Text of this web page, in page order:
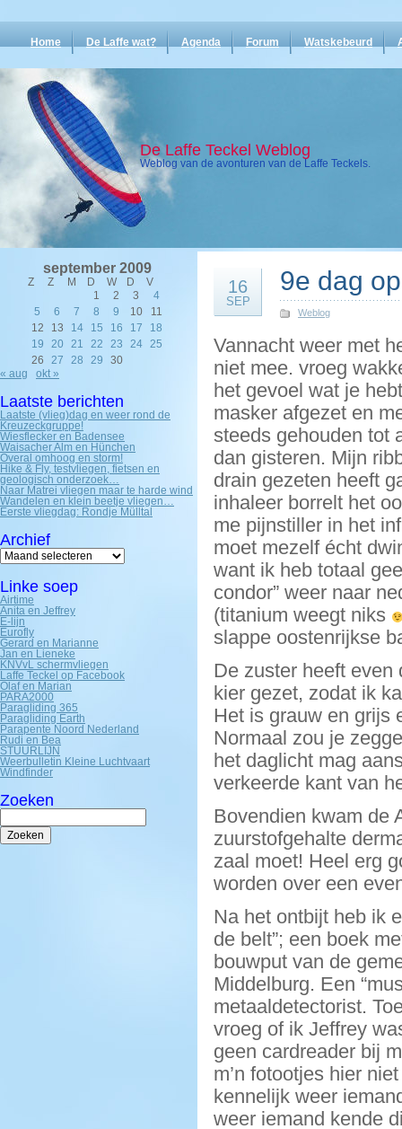
Home De Laffe wat? Agenda Forum Watskebeurd
De Laffe Teckel Weblog
Weblog van de avonturen van de Laffe Teckels.
september 2009
Z Z M D W D
V
1
2 3
4
5
6 7 8 9 10
11
12
13 14 15 16 17
18
19
20 21 22 23 24
25
26
27 28 29
30
« aug
okt »
Laatste berichten
Laatste (vlieg)dag en weer rond de
Kreuzeckgruppe!
Wiesflecker en Badensee
Waisacher Alm en Hünchen
Overal omhoog en storm!
Hike & Fly, testvliegen, fietsen en
geologisch onderzoek…
Naar Matrei vliegen maar te harde wind
Wandelen en klein beetje vliegen…
Eerste vliegdag: Rondje Mülltal
Archief
Archief
Linke soep
Airtime
Anita en Jeffrey
E-lijn
Eurofly
Gerard en Marianne
Jan en Lieneke
KNVvL schermvliegen
Laffe Teckel op Facebook
Olaf en Marian
PARA2000
Paragliding 365
Paragliding Earth
Parapente Noord Nederland
Rudi en Bea
STUURLIJN
Weerbulletin Kleine Luchtvaart
Windfinder
Zoeken
Zoeken
naar:
16
SEP
9e dag
Weblog
Vannacht weer met
niet mee. vroeg
het gevoel wat je
masker afgezet en
steeds gehouden tot
dan gisteren. Mijn
drain gezeten heeft
inhaleer borrelt het
me pijnstiller in het
moet mezelf écht
want ik heb totaal
condor” weer naar
(titanium weegt niks
slappe oostenrijkse
De zuster heeft even
kier gezet, zodat ik
Het is grauw en grijs
Normaal zou je
het daglicht mag
verkeerde kant van
Bovendien kwam de
zuurstofgehalte
zaal moet! Heel erg
worden over een
Na het ontbijt heb ik
de belt”; een boek
bouwput van de
Middelburg. Een
metaaldetectorist.
vroeg of ik Jeffrey
geen cardreader bij
m’n fotootjes hier
kennelijk weer
weer iemand kende